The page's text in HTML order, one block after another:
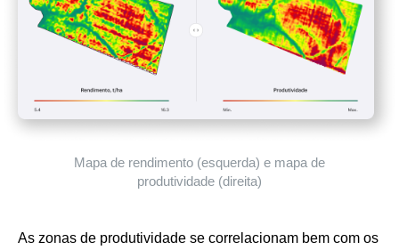
Mapa de rendimento (esquerda) e mapa de
produtividade (direita)
As zonas de produtividade se correlacionam bem com os